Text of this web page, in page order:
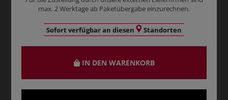
max. 2 Werktage ab Paketübergabe einzurechnen.
Sofort verfügbar an diesen Standorten
IN DEN WARENKORB